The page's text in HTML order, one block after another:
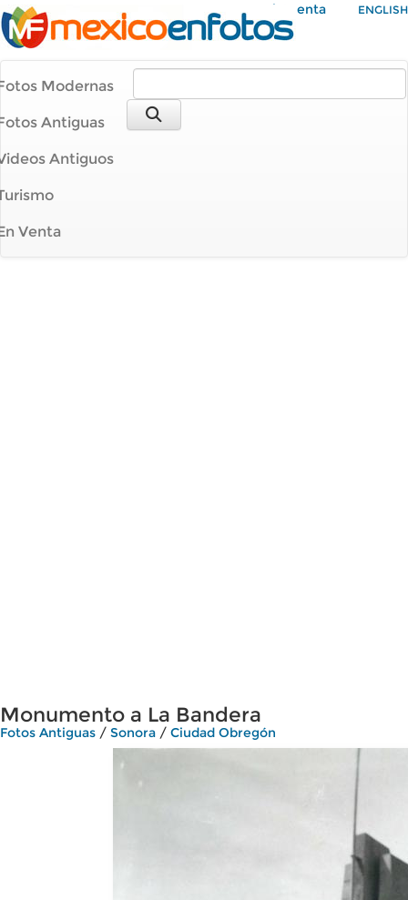
Mi Cuenta ENGLISH
Modernas
Antiguas
Antiguos
Venta
Monumento a La Bandera
Fotos Antiguas / Sonora / Ciudad Obregón